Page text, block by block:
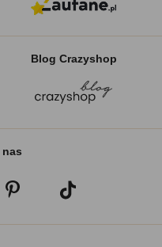
Blog Crazyshop